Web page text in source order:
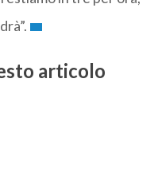
articolo